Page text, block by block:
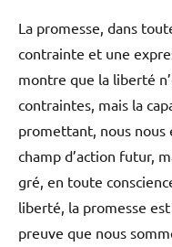
La promesse, dans
contrainte et une
montre que la liberté
contraintes, mais la
promettant, nous nous
champ d’action futur,
gré, en toute
liberté, la promesse
preuve que nous